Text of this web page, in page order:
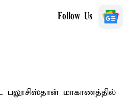
Follow Us
பலூசிஸ்தான் மாகாணத்தில்